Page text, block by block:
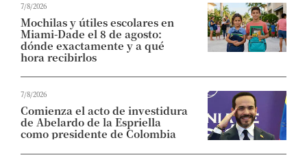
7/8/2026
Mochilas y útiles escolares en
Miami-Dade el 8 de agosto:
dónde exactamente y a qué
hora recibirlos
7/8/2026
Comienza el acto de investidura
de Abelardo de la Espriella
como presidente de Colombia